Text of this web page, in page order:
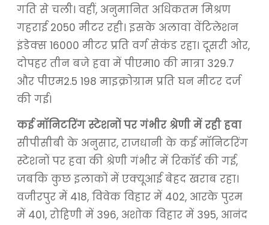
गति से चली। वहीं, अनुमानित अधिकतम मिश्रण
गहराई 2050 मीटर रही। इसके अलावा वेंटिलेशन
इंडेक्स 16000 मीटर प्रति वर्ग सेकंड रहा। दूसरी ओर,
दोपहर तीन बजे हवा में पीएम10 की मात्रा 329.7
और पीएम2.5 198 माइक्रोग्राम प्रति घन मीटर दर्ज
की गई।
कई मॉनिटरिंग स्टेशनों पर गंभीर श्रेणी में रही हवा
सीपीसीबी के अनुसार, राजधानी के कई मॉनिटरिंग
स्टेशनों पर हवा की श्रेणी गंभीर में रिकॉर्ड की गई,
जबकि कुछ इलाकों में एक्यूआई बेहद खराब रहा।
वजीरपुर में 418, विवेक विहार में 402, आरके पुरम
में 401, रोहिणी में 396, अशोक विहार में 395, आनंद